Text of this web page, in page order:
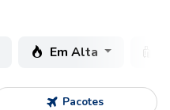
Em Alta
Pacotes